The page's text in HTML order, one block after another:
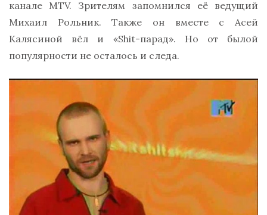
канале MTV. Зрителям запомнился её ведущий
Михаил Рольник. Также он вместе с Асей
Калясиной вёл и «Shit-парад». Но от былой
популярности не осталось и следа.